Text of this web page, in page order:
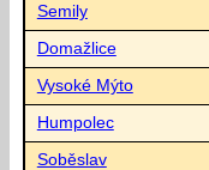
Semily
Domažlice
Vysoké Mýto
Humpolec
Soběslav